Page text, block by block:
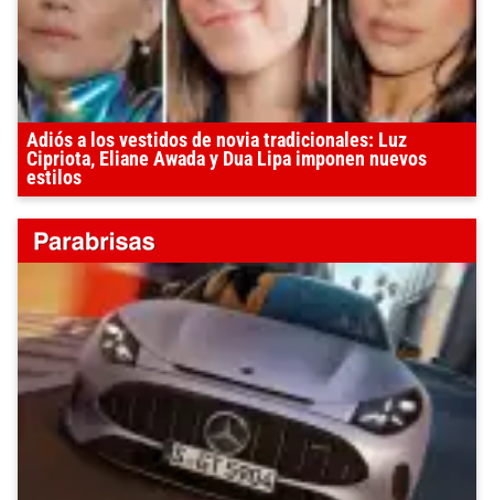
Adiós a los vestidos de novia tradicionales: Luz
Cipriota, Eliane Awada y Dua Lipa imponen nuevos
estilos